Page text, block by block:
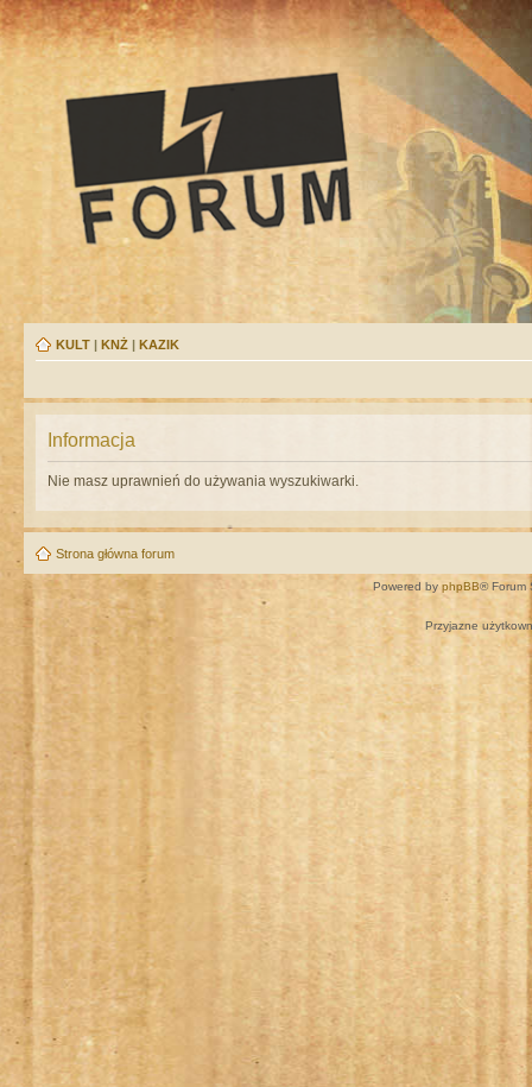
KULT | KNŻ | KAZIK
Informacja
Nie masz uprawnień do używania wyszukiwarki.
Strona główna forum
Powered by phpBB® Forum
Przyjazne